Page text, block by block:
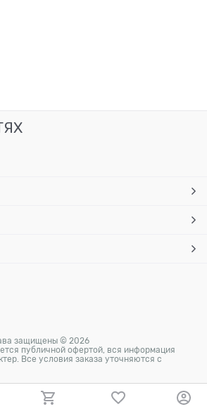
защищены © 2026
публичной офертой, вся информация
Все условия заказа уточняются с